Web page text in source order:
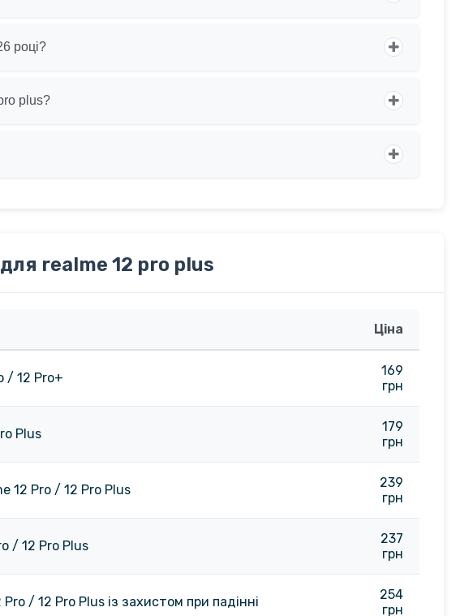
році?
plus?
realme 12 pro plus
Ціна
/ 12 Pro+
169
грн
Plus
179
грн
12 Pro / 12 Pro Plus
239
грн
/ 12 Pro Plus​
237
грн
/ 12 Pro Plus із захистом при падінні
254
грн